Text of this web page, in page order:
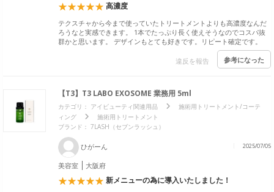
高濃度
テクスチャから今まで使っていたトリートメントよりも高濃度なんだ
ろうなと実感できます。 1本でたっぷり長く使えそうなのでコスパ抜
群かと思います。 デザインもとても好きです。リピート確定です。
違反を報告 参考になった
【T3】T3 LABO EXOSOME 業務用 5ml
カテゴリ： アイビューティ関連用品
施術用トリートメント/コーテ
ィング
施術用トリートメント
ブランド： 7LASH（セブンラッシュ）
ひがーん 2025/07/05
美容室 大阪府
新メニューの為に導入いたしました！